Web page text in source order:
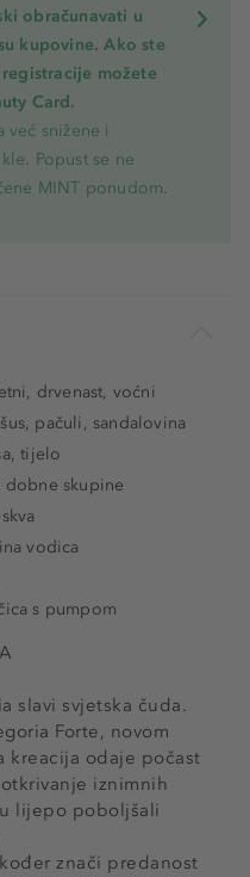
obračunavati u
kupovine. Ako ste
možete
Card.
već snižene i
Popust se ne
MINT ponudom.
slavi svjetska čuda.
Forte, novom
kreacija odaje počast
iznimnih
lijepo poboljšali
znači predanost
drvenast, voćni
pačuli, sandalovina
tijelo
dobne skupine
vodica
s pumpom